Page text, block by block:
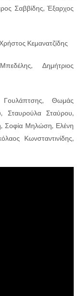
Σαββίδης, Έξαρχος
Κεμανατζίδης
Δημήτριος
Θωμάς
Σταυρούλα Σταύρου,
Σοφία Μηλώση, Ελένη
Κωνσταντινίδης,